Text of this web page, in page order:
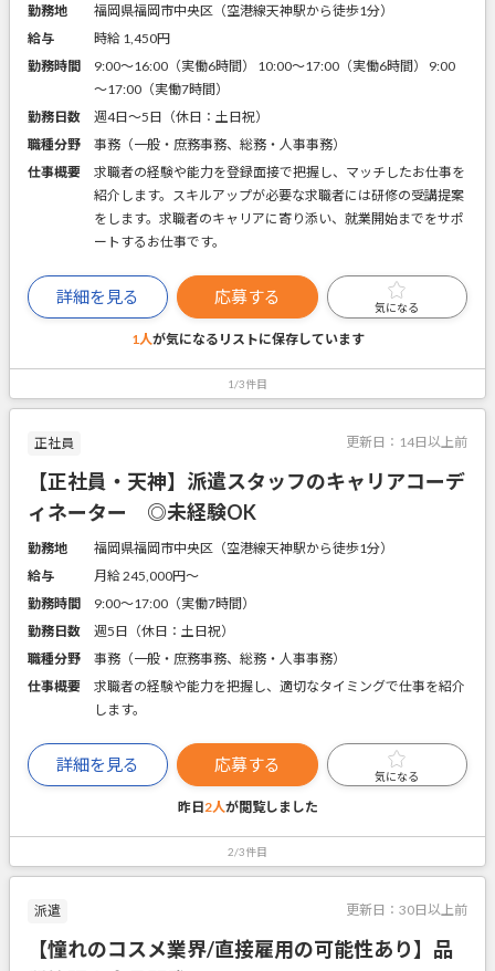
勤務地
福岡県福岡市中央区（空港線天神駅から徒歩1分）
給与
時給 1,450円
勤務時間
9:00～16:00（実働6時間） 10:00～17:00（実働6時間） 9:00
～17:00（実働7時間）
勤務日数
週4日～5日（休日：土日祝）
職種分野
事務（一般・庶務事務、総務・人事事務）
仕事概要
求職者の経験や能力を登録面接で把握し、マッチしたお仕事を
紹介します。スキルアップが必要な求職者には研修の受講提案
をします。求職者のキャリアに寄り添い、就業開始までをサポ
ートするお仕事です。
詳細を見る 応募する
気になる
1人が気になるリストに保存しています
1/3件目
正社員 更新日： 14日以上前
【正社員・天神】派遣スタッフのキャリアコーデ
ィネーター ◎未経験OK
勤務地
福岡県福岡市中央区（空港線天神駅から徒歩1分）
給与
月給 245,000円〜
勤務時間
9:00～17:00（実働7時間）
勤務日数
週5日（休日：土日祝）
職種分野
事務（一般・庶務事務、総務・人事事務）
仕事概要
求職者の経験や能力を把握し、適切なタイミングで仕事を紹介
します。
詳細を見る 応募する
気になる
昨日2人が閲覧しました
2/3件目
派遣 更新日： 30日以上前
【憧れのコスメ業界/直接雇用の可能性あり】品